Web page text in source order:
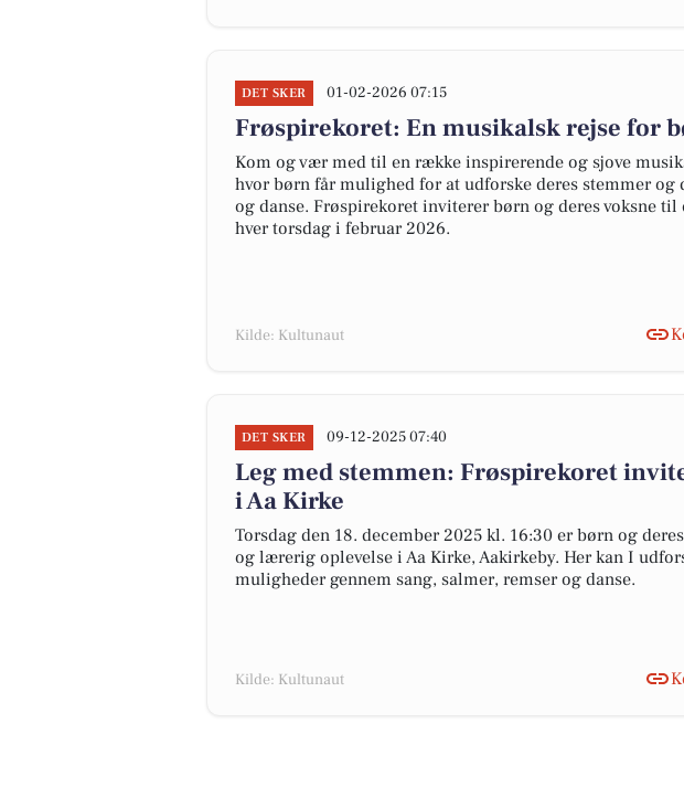
DET SKER 01-02-2026 07:15
Frøspirekoret: En musikalsk rejse for
Kom og vær med til en række inspirerende og sjove
hvor børn får mulighed for at udforske deres stemmer og
og danse. Frøspirekoret inviterer børn og deres voksne
hver torsdag i februar 2026.
Kilde: Kultunaut
DET SKER 09-12-2025 07:40
Leg med stemmen: Frøspirekoret
i Aa Kirke
Torsdag den 18. december 2025 kl. 16:30 er børn og
og lærerig oplevelse i Aa Kirke, Aakirkeby. Her kan I
muligheder gennem sang, salmer, remser og danse.
Kilde: Kultunaut